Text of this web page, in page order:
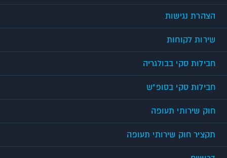
הצהרת נגישות
שירות לקוחות
חבילות סקי בבולגריה
חבילות סקי בסופ"ש
חוק שירותי תעופה
תקציר חוק שירותי תעופה